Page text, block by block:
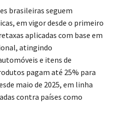
brasileiras seguem
em vigor desde o primeiro
aplicadas com base em
atingindo
e itens de
pagam até 25% para
maio de 2025, em linha
contra países como